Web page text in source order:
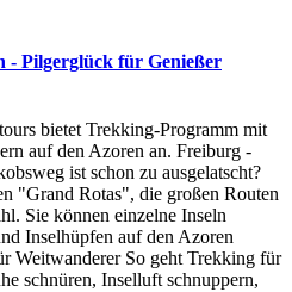
- Pilgerglück für Genießer
bietet Trekking-Programm mit
auf den Azoren an. Freiburg -
ist schon zu ausgelatscht?
"Grand Rotas", die großen Routen
Sie können einzelne Inseln
Inselhüpfen auf den Azoren
Weitwanderer So geht Trekking für
schnüren, Inselluft schnuppern,